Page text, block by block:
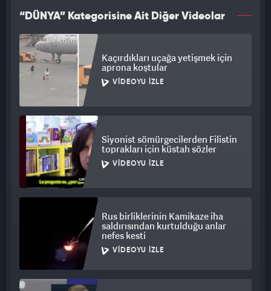
“DÜNYA” Kategorisine Ait Diğer Videolar
Kaçırdıkları uçağa yetişmek için
aprona koştular
VIDEOYU İZLE
Siyonist sömürgecilerden Filistin
toprakları için küstah sözler
VIDEOYU İZLE
Rus birliklerinin Kamikaze iha
saldırısından kurtulduğu anlar
nefes kesti
VIDEOYU İZLE